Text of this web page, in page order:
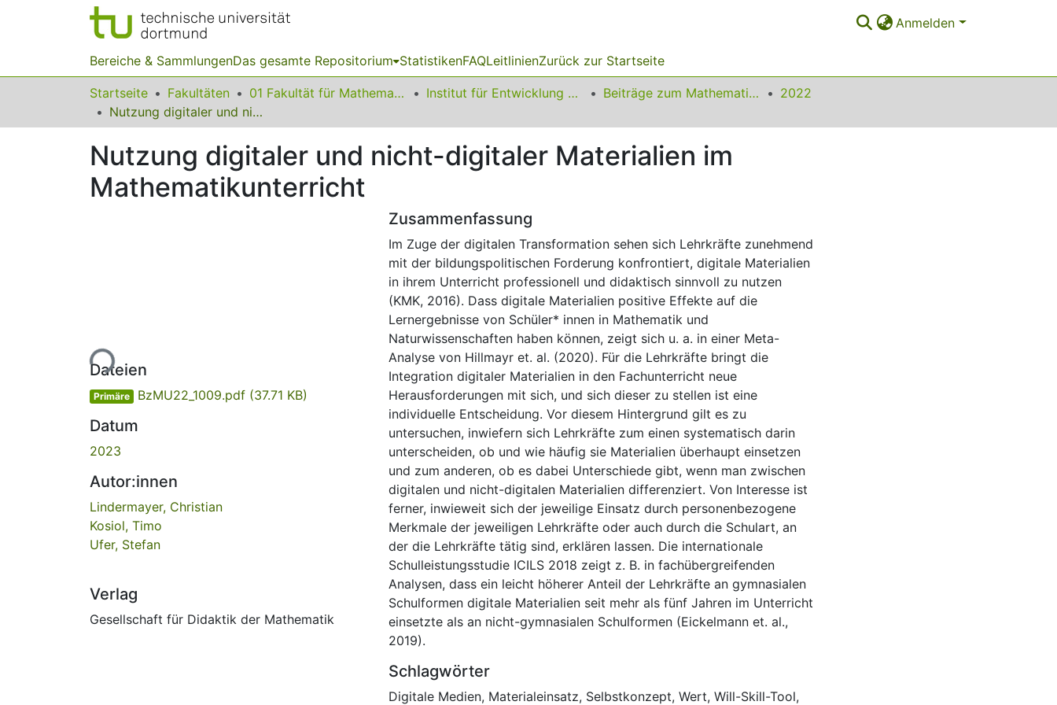
Anmelden
Bereiche & SammlungenDas gesamte Repositorium StatistikenFAQLeitlinienZurück zur Startseite
Startseite Fakultäten 01 Fakultät für Mathematik Institut für Entwicklung und Erforschung des Mathematikunterrichts Beiträge zum Mathematikunterricht
2022
Nutzung digitaler und nicht-digitaler Materialien im Mathematikunterricht
Nutzung digitaler und nicht-digitaler Materialien im
Mathematikunterricht
Lade...
Dateien
Primäre BzMU22_1009.pdf (37.71 KB)
Datum
2023
Autor:innen
Lindermayer, Christian
Kosiol, Timo
Ufer, Stefan
Verlag
Gesellschaft für Didaktik der Mathematik
Zusammenfassung
Im Zuge der digitalen Transformation sehen sich Lehrkräfte zunehmend
mit der bildungspolitischen Forderung konfrontiert, digitale Materialien
in ihrem Unterricht professionell und didaktisch sinnvoll zu nutzen
(KMK, 2016). Dass digitale Materialien positive Effekte auf die
Lernergebnisse von Schüler* innen in Mathematik und
Naturwissenschaften haben können, zeigt sich u. a. in einer Meta-
Analyse von Hillmayr et. al. (2020). Für die Lehrkräfte bringt die
Integration digitaler Materialien in den Fachunterricht neue
Herausforderungen mit sich, und sich dieser zu stellen ist eine
individuelle Entscheidung. Vor diesem Hintergrund gilt es zu
untersuchen, inwiefern sich Lehrkräfte zum einen systematisch darin
unterscheiden, ob und wie häufig sie Materialien überhaupt einsetzen
und zum anderen, ob es dabei Unterschiede gibt, wenn man zwischen
digitalen und nicht-digitalen Materialien differenziert. Von Interesse ist
ferner, inwieweit sich der jeweilige Einsatz durch personenbezogene
Merkmale der jeweiligen Lehrkräfte oder auch durch die Schulart, an
der die Lehrkräfte tätig sind, erklären lassen. Die internationale
Schulleistungsstudie ICILS 2018 zeigt z. B. in fachübergreifenden
Analysen, dass ein leicht höherer Anteil der Lehrkräfte an gymnasialen
Schulformen digitale Materialien seit mehr als fünf Jahren im Unterricht
einsetzte als an nicht-gymnasialen Schulformen (Eickelmann et. al.,
2019).
Schlagwörter
Digitale Medien, Materialeinsatz, Selbstkonzept, Wert, Will-Skill-Tool,